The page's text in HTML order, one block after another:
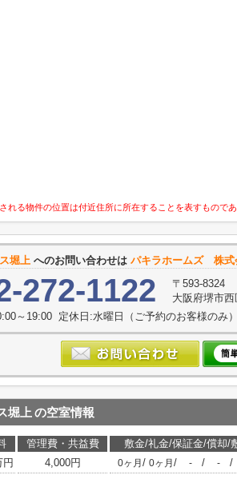
れる物件の位置は付近住所に所在することを表すもので
堀上 へのお問い合わせは パキラホームズ 株式
272-1122
〒593-8324
大阪府堺市
～19:00 定休日:水曜日（ご予約のお客様のみ）
堀上 の空室情報
管理費・共益費 敷金/礼金/保証金/償却/
円 4,000円 0ヶ月 / 0ヶ月 / - / - /